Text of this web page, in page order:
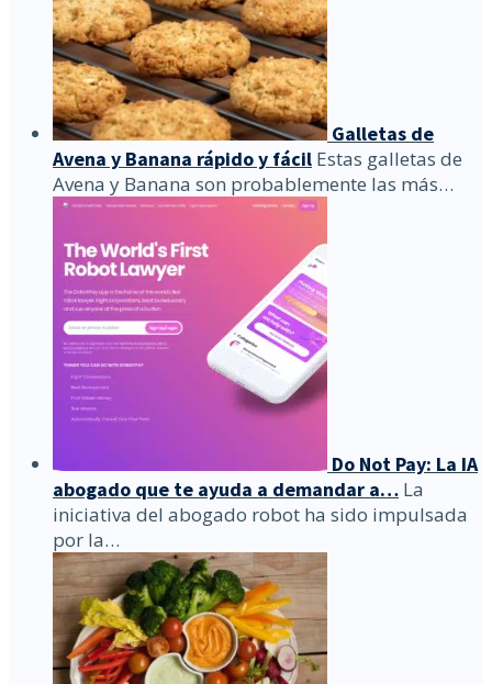
Galletas de
Avena y Banana rápido y fácil Estas galletas de
Avena y Banana son probablemente las más…
Do Not Pay: La IA
abogado que te ayuda a demandar a… La
iniciativa del abogado robot ha sido impulsada
por la…